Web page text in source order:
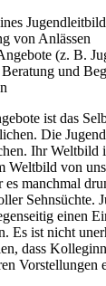
von Anlässen
(z. B.
und
ist das
Die
Ihr Weltbild
Weltbild von
manchmal
Sehnsüchte.
einen
Es ist nicht
dass
Vorstellungen